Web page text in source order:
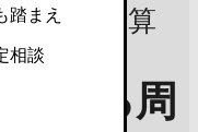
価格で計算
知る周
踏まえ
相談